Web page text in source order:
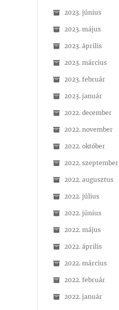
2023. június
2023. május
2023. április
2023. március
2023. február
2023. január
2022. december
2022. november
2022. október
2022. szeptember
2022. augusztus
2022. július
2022. június
2022. május
2022. április
2022. március
2022. február
2022. január